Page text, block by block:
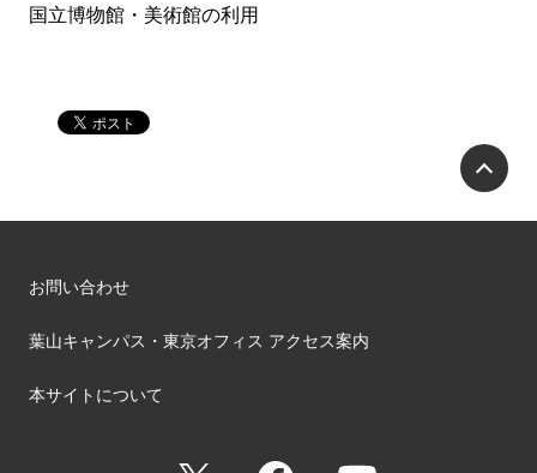
国立博物館・美術館の利用
お問い合わせ
葉山キャンパス・東京オフィス アクセス案内
本サイトについて